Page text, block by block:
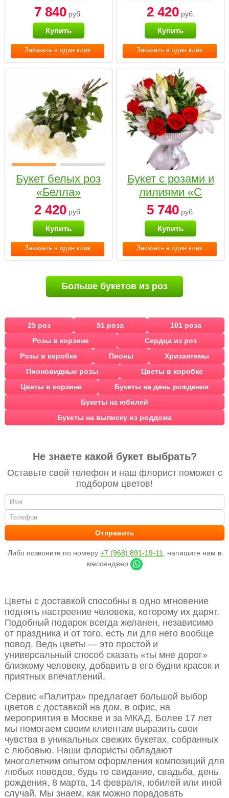
Заказать в один клик
7 840 руб.
Купить
Заказать в один клик
2 420руб.
Купить
Заказать в один клик
Букет белых роз
«Белла»
2 420 руб.
Купить
Заказать в один клик
Букет с розами и
лилиями «С
наилучшими
пожеланиями»
5 740руб.
Купить
Больше букетов из роз
25 роз 51 роза
101 роза
Розы в корзине
Сердца из роз
Розы в коробке
Пионы
Хризантемы
Пионовидные розы
Цветы в коробке
Цветы в корзине
Букеты на день рождения
Букеты на юбилей
Букеты на выписку из роддома
Не знаете какой букет выбрать?
Оставьте свой телефон и наш флорист поможет с
подбором цветов!
Либо позвоните по номеру +7 (968) 891-19-11
, напишите нам в
мессенджер
Цветы с доставкой способны в одно мгновение
поднять настроение человека, которому их дарят.
Подобный подарок всегда желанен, независимо
от праздника и от того, есть ли для него вообще
повод. Ведь цветы — это простой и
универсальный способ сказать «ты мне дорог»
близкому человеку, добавить в его будни красок и
приятных впечатлений.
Сервис «Палитра» предлагает большой выбор
цветов с доставкой на дом, в офис, на
мероприятия в Москве и за МКАД. Более 17 лет
мы помогаем своим клиентам выразить свои
чувства в уникальных свежих букетах, собранных
с любовью. Наши флористы обладают
многолетним опытом оформления композиций для
любых поводов, будь то свидание, свадьба, день
рождения, 8 марта, 14 февраля, юбилей или иной
случай. Мы знаем, как можно порадовать